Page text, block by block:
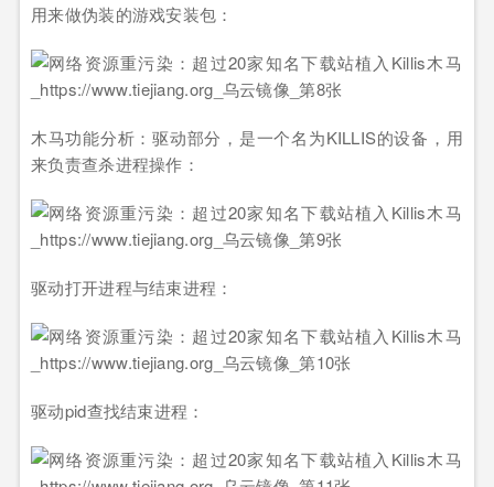
用来做伪装的游戏安装包：
木马功能分析：驱动部分，是一个名为KILLIS的设备，用
来负责查杀进程操作：
驱动打开进程与结束进程：
驱动pid查找结束进程：